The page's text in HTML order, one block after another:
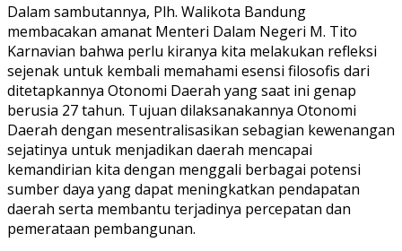
Dalam sambutannya, Plh. Walikota Bandung
membacakan amanat Menteri Dalam Negeri M. Tito
Karnavian bahwa perlu kiranya kita melakukan refleksi
sejenak untuk kembali memahami esensi filosofis dari
ditetapkannya Otonomi Daerah yang saat ini genap
berusia 27 tahun. Tujuan dilaksanakannya Otonomi
Daerah dengan mesentralisasikan sebagian kewenangan
sejatinya untuk menjadikan daerah mencapai
kemandirian kita dengan menggali berbagai potensi
sumber daya yang dapat meningkatkan pendapatan
daerah serta membantu terjadinya percepatan dan
pemerataan pembangunan.